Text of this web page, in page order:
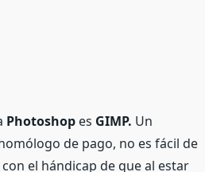
Photoshop es GIMP. Un
de pago, no es fácil de
el hándicap de que al estar